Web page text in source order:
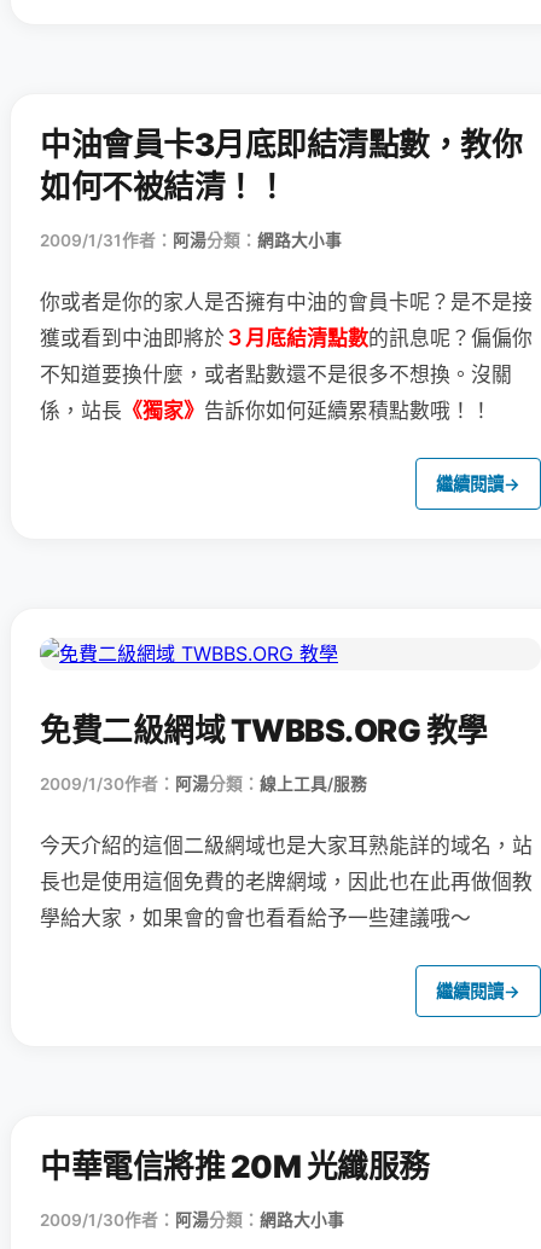
中油會員卡3月底即結清點數，教你
如何不被結清！！
2009/1/31作者： 阿湯分類： 網路大小事
你或者是你的家人是否擁有中油的會員卡呢？ 是不是接
獲或看到中油即將於 ３月底結清點數的訊息呢？ 偏偏你
不知道要換什麼，或者點數還不是很多不想換。 沒關
係，站長 《獨家》 告訴你如何延續累積點數哦！！
繼續閱讀→
免費二級網域 TWBBS.ORG 教學
2009/1/30作者： 阿湯分類： 線上工具/服務
今天介紹的這個二級網域也是大家耳熟能詳的域名，站
長也是使用這個免費的老牌網域，因此也在此再做個教
學給大家，如果會的會也看看給予一些建議哦～
繼續閱讀→
中華電信將推 20M 光纖服務
2009/1/30作者： 阿湯分類： 網路大小事